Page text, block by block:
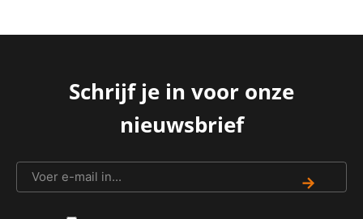
Schrijf je in voor onze
nieuwsbrief
→